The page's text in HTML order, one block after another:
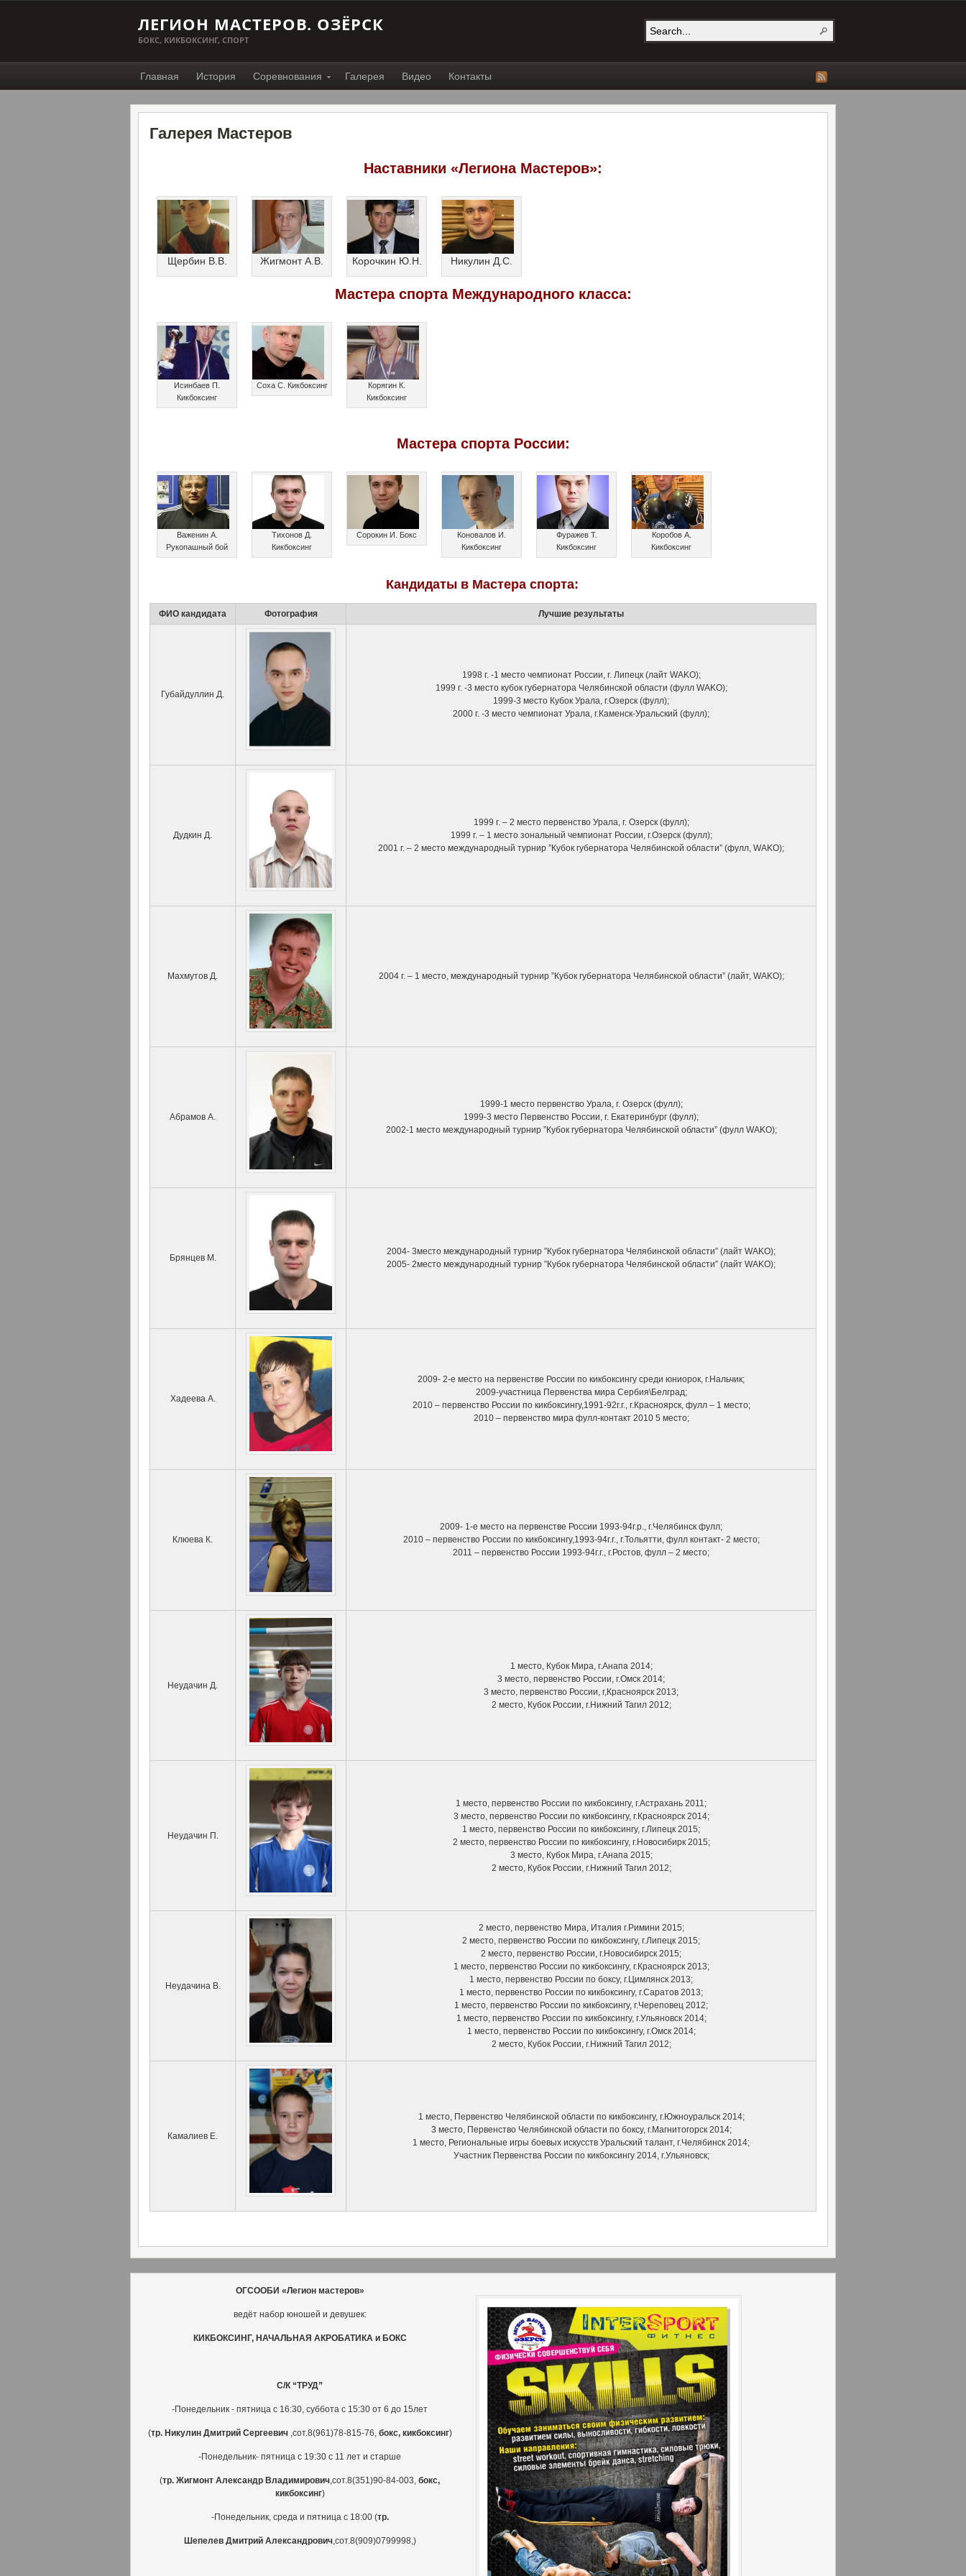
ЛЕГИОН МАСТЕРОВ. ОЗЁРСК
БОКС, КИКБОКСИНГ, СПОРТ
Главная История Соревнования Галерея Видео Контакты
Галерея Мастеров
Наставники «Легиона Мастеров»:
Щербин В.В. Жигмонт А.В. Корочкин Ю.Н. Никулин Д.С.
Мастера спорта Международного класса:
Исинбаев П.
Кикбоксинг
Соха С. Кикбоксинг
Корягин К.
Кикбоксинг
Мастера спорта России:
Важенин А.
Рукопашный бой
Тихонов Д.
Кикбоксинг
Сорокин И. Бокс
Коновалов И.
Кикбоксинг
Фуражев Т.
Кикбоксинг
Коробов А.
Кикбоксинг
Кандидаты в Мастера спорта:
ФИО кандидата Фотография Лучшие результаты
Губайдуллин Д.
1998 г. -1 место чемпионат России, г. Липецк (лайт WAKO);
1999 г. -3 место кубок губернатора Челябинской области (фулл WAKO);
1999-3 место Кубок Урала, г.Озерск (фулл);
2000 г. -3 место чемпионат Урала, г.Каменск-Уральский (фулл);
Дудкин Д.
1999 г. – 2 место первенство Урала, г. Озерск (фулл);
1999 г. – 1 место зональный чемпионат России, г.Озерск (фулл);
2001 г. – 2 место международный турнир ”Кубок губернатора Челябинской области” (фулл, WAKO);
Махмутов Д. 2004 г. – 1 место, международный турнир ”Кубок губернатора Челябинской области” (лайт, WAKO);
Абрамов А.
1999-1 место первенство Урала, г. Озерск (фулл);
1999-3 место Первенство России, г. Екатеринбург (фулл);
2002-1 место международный турнир ”Кубок губернатора Челябинской области” (фулл WAKO);
Брянцев М.
2004- 3место международный турнир ”Кубок губернатора Челябинской области” (лайт WAKO);
2005- 2место международный турнир ”Кубок губернатора Челябинской области” (лайт WAKO);
Хадеева А.
2009- 2-e место на первенстве России по кикбоксингу среди юниорок, г.Нальчик;
2009-участница Первенства мира Сербия\Белград;
2010 – первенство России по кикбоксингу,1991-92г.г., г.Красноярск, фулл – 1 место;
2010 – первенство мира фулл-контакт 2010 5 место;
Клюева К.
2009- 1-e место на первенстве России 1993-94г.р., г.Челябинск фулл;
2010 – первенство России по кикбоксингу,1993-94г.г., г.Тольятти, фулл контакт- 2 место;
2011 – первенство России 1993-94г.г., г.Ростов, фулл – 2 место;
Неудачин Д.
1 место, Кубок Мира, г.Анапа 2014;
3 место, первенство России, г.Омск 2014;
3 место, первенство России, г,Красноярск 2013;
2 место, Кубок России, г.Нижний Тагил 2012;
Неудачин П.
1 место, первенство России по кикбоксингу, г.Астрахань 2011;
3 место, первенство России по кикбоксингу, г.Красноярск 2014;
1 место, первенство России по кикбоксингу, г.Липецк 2015;
2 место, первенство России по кикбоксингу, г.Новосибирк 2015;
3 место, Кубок Мира, г.Анапа 2015;
2 место, Кубок России, г.Нижний Тагил 2012;
Неудачина В.
2 место, первенство Мира, Италия г.Римини 2015;
2 место, первенство России по кикбоксингу, г.Липецк 2015;
2 место, первенство России, г.Новосибирск 2015;
1 место, первенство России по кикбоксингу, г.Красноярск 2013;
1 место, первенство России по боксу, г.Цимлянск 2013;
1 место, первенство России по кикбоксингу, г.Саратов 2013;
1 место, первенство России по кикбоксингу, г.Череповец 2012;
1 место, первенство России по кикбоксингу, г.Ульяновск 2014;
1 место, первенство России по кикбоксингу, г.Омск 2014;
2 место, Кубок России, г.Нижний Тагил 2012;
Камалиев Е.
1 место, Первенство Челябинской области по кикбоксингу, г.Южноуральск 2014;
3 место, Первенство Челябинской области по боксу, г.Магнитогорск 2014;
1 место, Региональные игры боевых искусств Уральский талант, г.Челябинск 2014;
Участник Первенства России по кикбоксингу 2014, г.Ульяновск;
ОГСООБИ «Легион мастеров»
ведёт набор юношей и девушек:
КИКБОКСИНГ, НАЧАЛЬНАЯ АКРОБАТИКА и БОКС
С/К “ТРУД”
-Понедельник - пятница с 16:30, суббота с 15:30 от 6 до 15лет
(тр. Никулин Дмитрий Сергеевич,сот.8(961)78-815-76,бокс, кикбоксинг)
-Понедельник- пятница с 19:30 с 11 лет и старше
(тр. Жигмонт Александр Владимирович,сот.8(351)90-84-003, бокс,
кикбоксинг)
-Понедельник, среда и пятница с 18:00 (тр.
Шепелев Дмитрий Александрович,сот.8(909)0799998,)